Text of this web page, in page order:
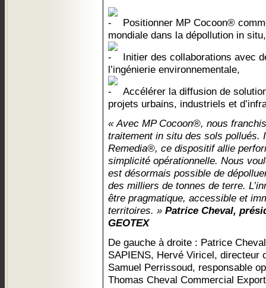
Positionner MP Cocoon®
mondiale dans la dépollution in situ,
Initier des collaborations avec
l’ingénierie environnementale,
Accélérer la diffusion de
projets urbains, industriels et
« Avec MP Cocoon®, nous
traitement in situ des sols pollués.
Remedia®, ce dispositif allie
simplicité opérationnelle. Nous
est désormais possible de
des milliers de tonnes de terre.
être pragmatique, accessible et
territoires. » Patrice Cheval,
GEOTEX
De gauche à droite : Patrice
SAPIENS, Hervé Viricel, directeur
Samuel Perrissoud, responsable
Thomas Cheval Commercial